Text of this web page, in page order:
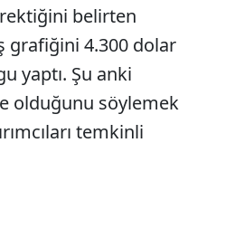
belirten
grafiğini 4.300 dolar
yaptı. Şu anki
olduğunu söylemek
temkinli